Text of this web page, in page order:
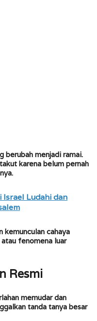
berubah menjadi ramai.
karena belum pernah
Israel Ludahi dan
kemunculan cahaya
fenomena luar
Resmi
memudar dan
tanda tanya besar